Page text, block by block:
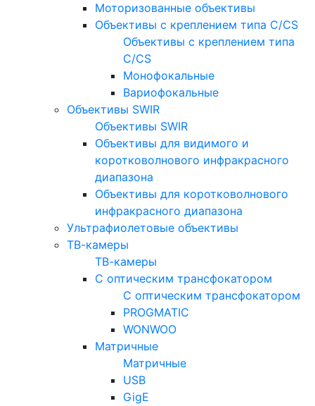
Моторизованные объективы
Объективы с креплением типа C/CS
Объективы с креплением типа
C/CS
Монофокальные
Вариофокальные
Объективы SWIR
Объективы SWIR
Объективы для видимого и
коротковолнового инфракрасного
диапазона
Объективы для коротковолнового
инфракрасного диапазона
Ультрафиолетовые объективы
ТВ-камеры
ТВ-камеры
С оптическим трансфокатором
С оптическим трансфокатором
PROGMATIC
WONWOO
Матричные
Матричные
USB
GigE